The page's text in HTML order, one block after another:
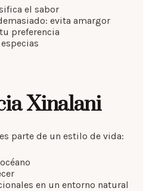
el sabor
evita amargor
preferencia
Xinalani
parte de un estilo de vida:
en un entorno natural